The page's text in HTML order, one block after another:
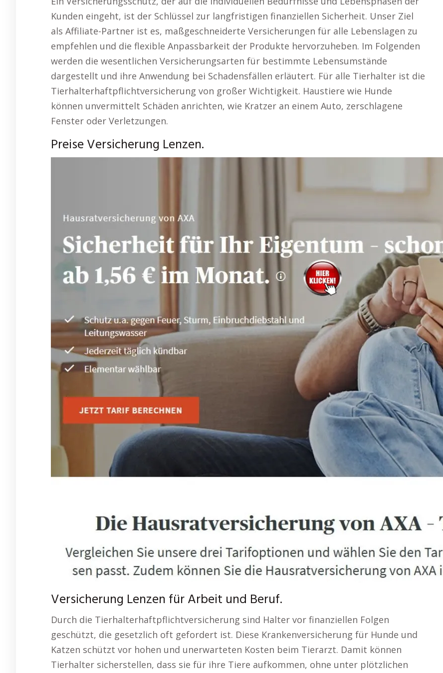
Kunden eingeht, ist der Schlüssel zur langfristigen finanziellen Sicherheit. Unser Ziel
als Affiliate-Partner ist es, maßgeschneiderte Versicherungen für alle Lebenslagen zu
empfehlen und die flexible Anpassbarkeit der Produkte hervorzuheben. Im Folgenden
werden die wesentlichen Versicherungsarten für bestimmte Lebensumstände
dargestellt und ihre Anwendung bei Schadensfällen erläutert. Für alle Tierhalter ist die
Tierhalterhaftpflichtversicherung von großer Wichtigkeit. Haustiere wie Hunde
können unvermittelt Schäden anrichten, wie Kratzer an einem Auto, zerschlagene
Fenster oder Verletzungen.
Preise Versicherung Lenzen.
Versicherung Lenzen für Arbeit und Beruf.
Durch die Tierhalterhaftpflichtversicherung sind Halter vor finanziellen Folgen
geschützt, die gesetzlich oft gefordert ist. Diese Krankenversicherung für Hunde und
Katzen schützt vor hohen und unerwarteten Kosten beim Tierarzt. Damit können
Tierhalter sicherstellen, dass sie für ihre Tiere aufkommen, ohne unter plötzlichen